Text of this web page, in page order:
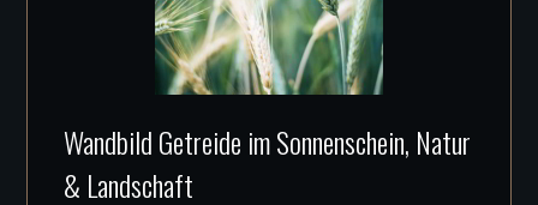
Produkt
Wandbild Getreide im Sonnenschein, Natur
& Landschaft